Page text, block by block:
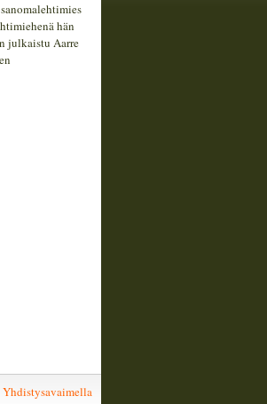
hän
julkaistu Aarre
Yhdistysavaimella